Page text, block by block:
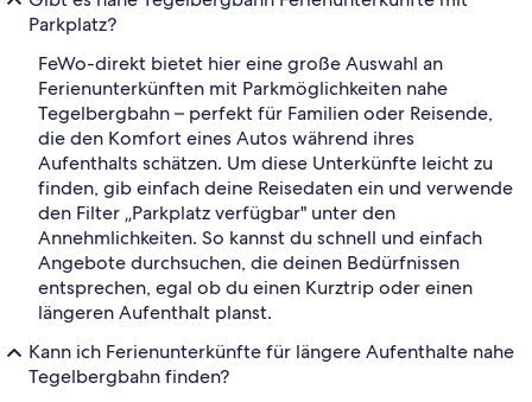
Parkplatz?
FeWo-direkt bietet hier eine große Auswahl an
Ferienunterkünften mit Parkmöglichkeiten nahe
Tegelbergbahn – perfekt für Familien oder Reisende,
die den Komfort eines Autos während ihres
Aufenthalts schätzen. Um diese Unterkünfte leicht zu
finden, gib einfach deine Reisedaten ein und verwende
den Filter „Parkplatz verfügbar" unter den
Annehmlichkeiten. So kannst du schnell und einfach
Angebote durchsuchen, die deinen Bedürfnissen
entsprechen, egal ob du einen Kurztrip oder einen
längeren Aufenthalt planst.
Kann ich Ferienunterkünfte für längere Aufenthalte nahe
Tegelbergbahn finden?